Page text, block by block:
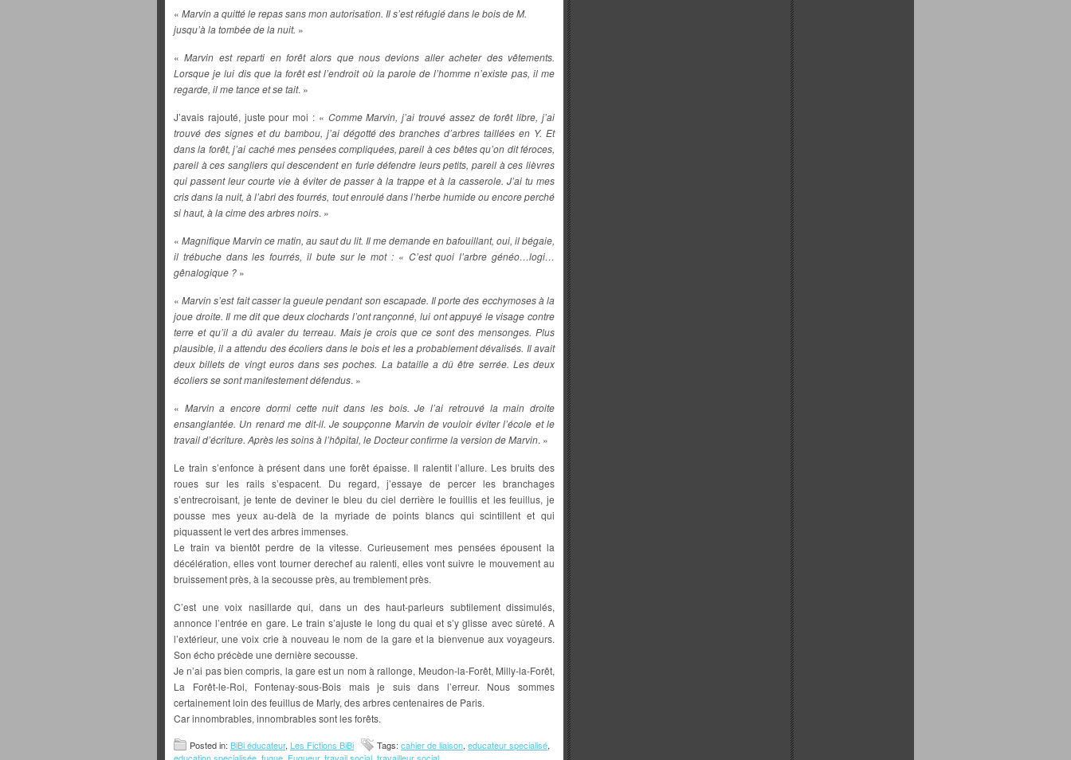
« Marvin a quitté le repas sans mon autorisation. Il s’est réfugié dans le bois de M.
jusqu’à la tombée de la nuit. »
«Marvin est reparti en forêt alors que nous devions aller acheter des vêtements.
Lorsque je lui dis que la forêt est l’endroit où la parole de l’homme n’existe pas, il me
regarde, il me tance et se tait. »
J’avais rajouté, juste pour moi : « Comme Marvin, j’ai trouvé assez de forêt libre, j’ai
trouvé des signes et du bambou, j’ai dégotté des branches d’arbres taillées en Y. Et
dans la forêt, j’ai caché mes pensées compliquées, pareil à ces bêtes qu’on dit féroces,
pareil à ces sangliers qui descendent en furie défendre leurs petits, pareil à ces lièvres
qui passent leur courte vie à éviter de passer à la trappe et à la casserole. J’ai tu mes
cris dans la nuit, à l’abri des fourrés, tout enroulé dans l’herbe humide ou encore perché
si haut, à la cime des arbres noirs. »
« Magnifique Marvin ce matin, au saut du lit. Il me demande en bafouillant, oui, il bégaie,
il trébuche dans les fourrés, il bute sur le mot : « C’est quoi l’arbre généo…logi…
gênalogique ? »
«Marvin s’est fait casser la gueule pendant son escapade. Il porte des ecchymoses à la
joue droite. Il me dit que deux clochards l’ont rançonné, lui ont appuyé le visage contre
terre et qu’il a dû avaler du terreau. Mais je crois que ce sont des mensonges. Plus
plausible, il a attendu des écoliers dans le bois et les a probablement dévalisés. Il avait
deux billets de vingt euros dans ses poches. La bataille a dû être serrée. Les deux
écoliers se sont manifestement défendus. »
« Marvin a encore dormi cette nuit dans les bois. Je l’ai retrouvé la main droite
ensanglantée. Un renard me dit-il. Je soupçonne Marvin de vouloir éviter l’école et le
travail d’écriture. Après les soins à l’hôpital, le Docteur confirme la version de Marvin. »
Le train s’enfonce à présent dans une forêt épaisse. Il ralentit l’allure. Les bruits des
roues sur les rails s’espacent. Du regard, j’essaye de percer les branchages
s’entrecroisant, je tente de deviner le bleu du ciel derrière le fouillis et les feuillus, je
pousse mes yeux au-delà de la myriade de points blancs qui scintillent et qui
piquassent le vert des arbres immenses.
Le train va bientôt perdre de la vitesse. Curieusement mes pensées épousent la
décélération, elles vont tourner derechef au ralenti, elles vont suivre le mouvement au
bruissement près, à la secousse près, au tremblement près.
C’est une voix nasillarde qui, dans un des haut-parleurs subtilement dissimulés,
annonce l’entrée en gare. Le train s’ajuste le long du quai et s’y glisse avec sûreté. A
l’extérieur, une voix crie à nouveau le nom de la gare et la bienvenue aux voyageurs.
Son écho précède une dernière secousse.
Je n’ai pas bien compris, la gare est un nom à rallonge, Meudon-la-Forêt, Milly-la-Forêt,
La Forêt-le-Roi, Fontenay-sous-Bois mais je suis dans l’erreur. Nous sommes
certainement loin des feuillus de Marly, des arbres centenaires de Paris.
Car innombrables, innombrables sont les forêts.
Posted in: BiBi éducateur, Les Fictions BiBi Tags: cahier de liaison, educateur specialisé,